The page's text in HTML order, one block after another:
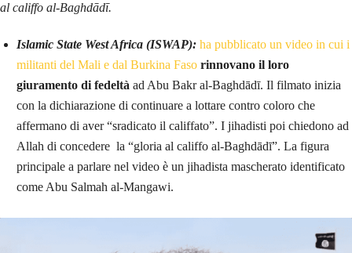
al califfo al-Baghdādī.
Islamic State West Africa (ISWAP): ha pubblicato un video in cui i
militanti del Mali e dal Burkina Faso rinnovano il loro
giuramento di fedeltà ad Abu Bakr al-Baghdādī. Il filmato inizia
con la dichiarazione di continuare a lottare contro coloro che
affermano di aver “sradicato il califfato”. I jihadisti poi chiedono ad
Allah di concedere la “gloria al califfo al-Baghdādī”. La figura
principale a parlare nel video è un jihadista mascherato identificato
come Abu Salmah al-Mangawi.